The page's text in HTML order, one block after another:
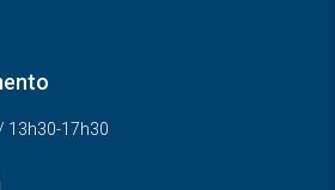
13h30-17h30